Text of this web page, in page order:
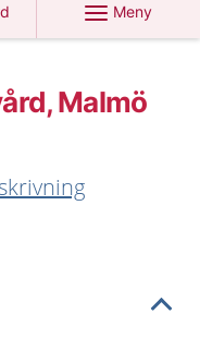
Meny
Malmö